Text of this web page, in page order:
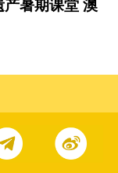
暑期课堂 澳